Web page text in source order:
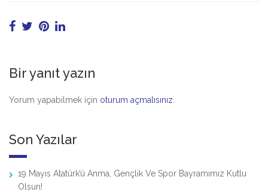
Bir yanıt yazın
Yorum yapabilmek için oturum açmalısınız.
Son Yazılar
19 Mayıs Atatürk’ü Anma, Gençlik Ve Spor Bayramımız Kutlu
Olsun!